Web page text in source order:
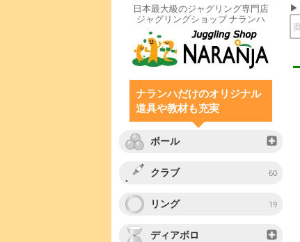
日本最大級のジャグリング専門店
ジャグリングショップ ナランハ
ナランハだけのオリジナル
道具や教材も充実
ボール
クラブ 60
リング 19
ディアボロ